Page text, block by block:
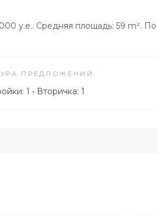
у.е.. Средняя площадь: 59 m².
ПРЕДЛОЖЕНИЙ
1 • Вторичка: 1